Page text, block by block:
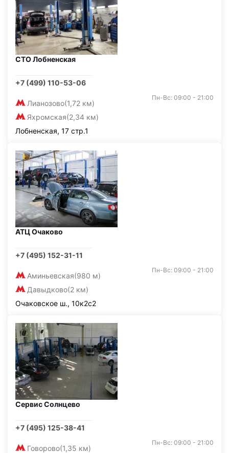
СТО Лобненская
+7 (499) 110-53-06
Лианозово(1,72 км)
Яхромская(2,34 км)
Пн-Вс: 09:00 - 21:00
Лобненская, 17 стр.1
АТЦ Очаково
+7 (495) 152-31-11
Аминьевская(980 м)
Давыдково(2 км)
Пн-Вс: 09:00 - 21:00
Очаковское ш., 10к2с2
Сервис Солнцево
+7 (495) 125-38-41
Говорово(1,35 км)
Пн-Вс: 09:00 - 21:00